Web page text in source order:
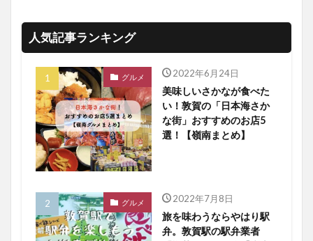
人気記事ランキング
グルメ 2022年6月24日
美味しいさかなが食べた
い！敦賀の「日本海さか
な街」おすすめのお店5
選！【嶺南まとめ】
グルメ 2022年7月8日
旅を味わうならやはり駅
弁。敦賀駅の駅弁業者